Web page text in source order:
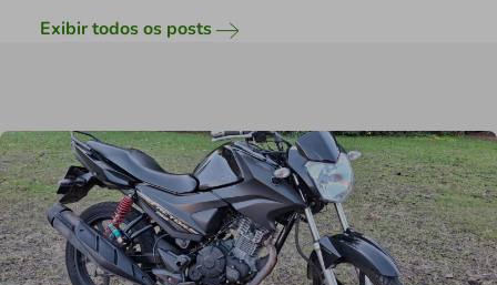
Exibir todos os posts